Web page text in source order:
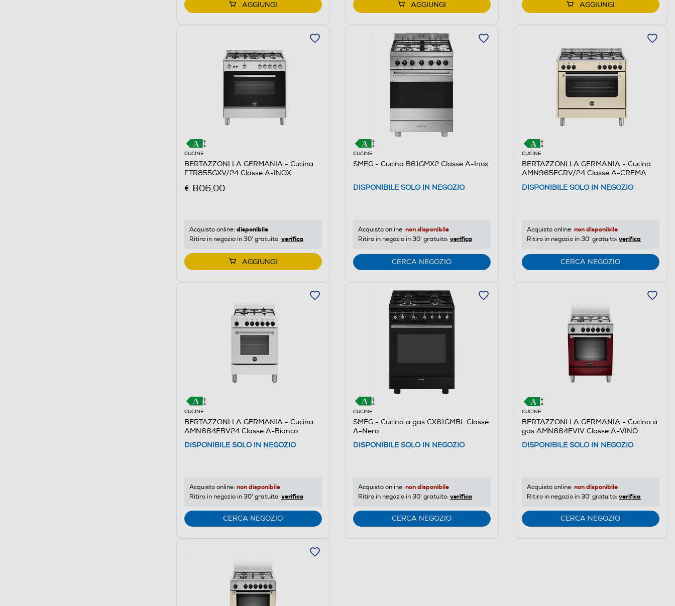
AGGIUNGI AGGIUNGI AGGIUNGI
CUCINE
BERTAZZONI LA GERMANIA - Cucina
FTR855GXV/24 Classe A-INOX
€ 806,00
Acquisto online: disponibile
Ritiro in negozio in 30' gratuito: verifica
AGGIUNGI
CUCINE
SMEG - Cucina B61GMX2 Classe A-Inox
DISPONIBILE SOLO IN NEGOZIO
Acquisto online: non disponibile
Ritiro in negozio in 30' gratuito: verifica
CERCA NEGOZIO
CUCINE
BERTAZZONI LA GERMANIA - Cucina
AMN965ECRV/24 Classe A-CREMA
DISPONIBILE SOLO IN NEGOZIO
Acquisto online: non disponibile
Ritiro in negozio in 30' gratuito: verifica
CERCA NEGOZIO
CUCINE
BERTAZZONI LA GERMANIA - Cucina
AMN664EBV24 Classe A-Bianco
DISPONIBILE SOLO IN NEGOZIO
Acquisto online: non disponibile
Ritiro in negozio in 30' gratuito: verifica
CERCA NEGOZIO
CUCINE
SMEG - Cucina a gas CX61GMBL Classe
A-Nero
DISPONIBILE SOLO IN NEGOZIO
Acquisto online: non disponibile
Ritiro in negozio in 30' gratuito: verifica
CERCA NEGOZIO
CUCINE
BERTAZZONI LA GERMANIA - Cucina a
gas AMN664EVIV Classe A-VINO
DISPONIBILE SOLO IN NEGOZIO
Acquisto online: non disponibile
Ritiro in negozio in 30' gratuito: verifica
CERCA NEGOZIO